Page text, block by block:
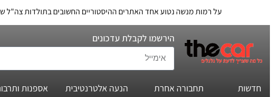
על רמות מנשה נטוע אחד האתרים ההיסטוריים החשובים בתולדות צה"ל
הירשמו לקבלת עדכונים
חדשות
תחבורה אחרת
הנעה אלטרנטיבית
אספנות